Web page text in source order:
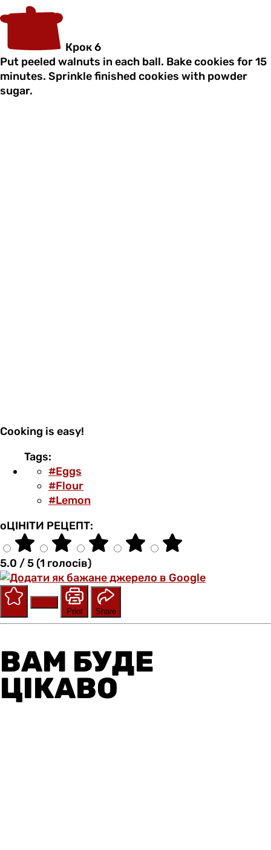
Крок 6
Put peeled walnuts in each ball. Bake cookies for 15
minutes. Sprinkle finished cookies with powder
sugar.
Cooking is easy!
Tags:
#Eggs
#Flour
#Lemon
оЦІНІТИ РЕЦЕПТ:
5.0 / 5 (1 голосів)
Print
Share
ВАМ БУДЕ
ЦІКАВО